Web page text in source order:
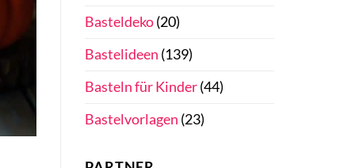
Basteldeko(20)
Bastelideen (139)
Basteln für Kinder(44)
Bastelvorlagen (23)